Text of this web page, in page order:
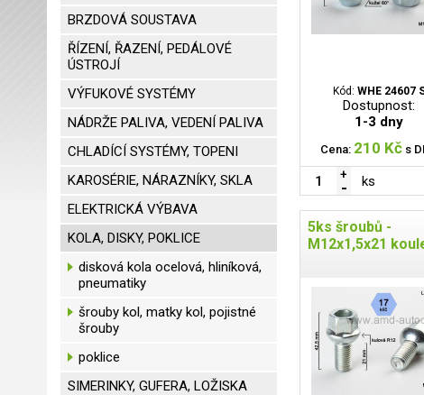
BRZDOVÁ SOUSTAVA
ŘÍZENÍ, ŘAZENÍ, PEDÁLOVÉ
ÚSTROJÍ
VÝFUKOVÉ SYSTÉMY
NÁDRŽE PALIVA, VEDENÍ PALIVA
CHLADÍCÍ SYSTÉMY, TOPENI
KAROSÉRIE, NÁRAZNÍKY, SKLA
ELEKTRICKÁ VÝBAVA
KOLA, DISKY, POKLICE
disková kola ocelová, hliníková,
pneumatiky
šrouby kol, matky kol, pojistné
šrouby
poklice
SIMERINKY, GUFERA, LOŽISKA
Kód: WHE 24607
Dostupnost:
1-3 dny
Cena: 210 Kčs
ks
5ks šroubů -
M12x1,5x21